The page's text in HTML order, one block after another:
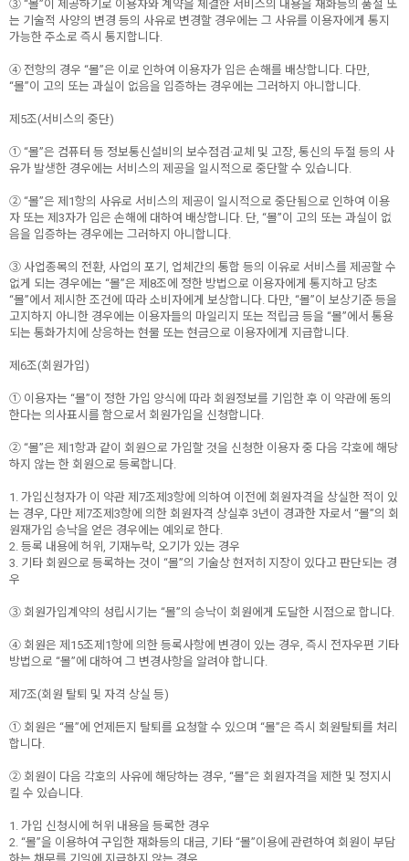
③ “몰”이 제공하기로 이용자와 계약을 체결한 서비스의 내용을 재화등의 품절 또
는 기술적 사양의 변경 등의 사유로 변경할 경우에는 그 사유를 이용자에게 통지
가능한 주소로 즉시 통지합니다.
④ 전항의 경우 “몰”은 이로 인하여 이용자가 입은 손해를 배상합니다. 다만,
“몰”이 고의 또는 과실이 없음을 입증하는 경우에는 그러하지 아니합니다.
제5조(서비스의 중단)
① “몰”은 컴퓨터 등 정보통신설비의 보수점검·교체 및 고장, 통신의 두절 등의 사
유가 발생한 경우에는 서비스의 제공을 일시적으로 중단할 수 있습니다.
② “몰”은 제1항의 사유로 서비스의 제공이 일시적으로 중단됨으로 인하여 이용
자 또는 제3자가 입은 손해에 대하여 배상합니다. 단, “몰”이 고의 또는 과실이 없
음을 입증하는 경우에는 그러하지 아니합니다.
③ 사업종목의 전환, 사업의 포기, 업체간의 통합 등의 이유로 서비스를 제공할 수
없게 되는 경우에는 “몰”은 제8조에 정한 방법으로 이용자에게 통지하고 당초
“몰”에서 제시한 조건에 따라 소비자에게 보상합니다. 다만, “몰”이 보상기준 등을
고지하지 아니한 경우에는 이용자들의 마일리지 또는 적립금 등을 “몰”에서 통용
되는 통화가치에 상응하는 현물 또는 현금으로 이용자에게 지급합니다.
제6조(회원가입)
① 이용자는 “몰”이 정한 가입 양식에 따라 회원정보를 기입한 후 이 약관에 동의
한다는 의사표시를 함으로서 회원가입을 신청합니다.
② “몰”은 제1항과 같이 회원으로 가입할 것을 신청한 이용자 중 다음 각호에 해당
하지 않는 한 회원으로 등록합니다.
1. 가입신청자가 이 약관 제7조제3항에 의하여 이전에 회원자격을 상실한 적이 있
는 경우, 다만 제7조제3항에 의한 회원자격 상실후 3년이 경과한 자로서 “몰”의 회
원재가입 승낙을 얻은 경우에는 예외로 한다.
2. 등록 내용에 허위, 기재누락, 오기가 있는 경우
3. 기타 회원으로 등록하는 것이 “몰”의 기술상 현저히 지장이 있다고 판단되는 경
우
③ 회원가입계약의 성립시기는 “몰”의 승낙이 회원에게 도달한 시점으로 합니다.
④ 회원은 제15조제1항에 의한 등록사항에 변경이 있는 경우, 즉시 전자우편 기타
방법으로 “몰”에 대하여 그 변경사항을 알려야 합니다.
제7조(회원 탈퇴 및 자격 상실 등)
① 회원은 “몰”에 언제든지 탈퇴를 요청할 수 있으며 “몰”은 즉시 회원탈퇴를 처리
합니다.
② 회원이 다음 각호의 사유에 해당하는 경우, “몰”은 회원자격을 제한 및 정지시
킬 수 있습니다.
1. 가입 신청시에 허위 내용을 등록한 경우
2. “몰”을 이용하여 구입한 재화등의 대금, 기타 “몰”이용에 관련하여 회원이 부담